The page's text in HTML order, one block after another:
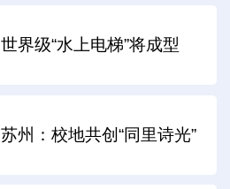
世界级“水上电梯”将成型
苏州：校地共创“同里诗光”